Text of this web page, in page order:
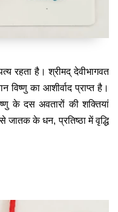
रहता है। श्रीमद् देवीभागवत
विष्णु का आशीर्वाद प्राप्त है।
के दस अवतारों की शक्तियां
जातक के धन, प्रतिष्ठा में वृद्धि